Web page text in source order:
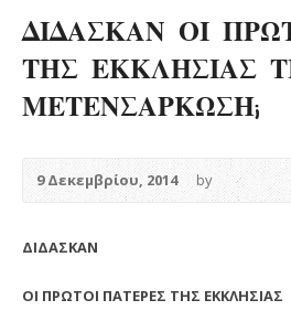
ΔΙΔΑΣΚΑΝ ΟΙ
ΤΗΣ ΕΚΚΛΗΣΙΑΣ
ΜΕΤΕΝΣΑΡΚΩΣΗ;
9 Δεκεμβρίου, 2014 by
ΔΙΔΑΣΚΑΝ
ΟΙ ΠΡΩΤΟΙ ΠΑΤΕΡΕΣ ΤΗΣ ΕΚΚΛΗΣΙΑΣ